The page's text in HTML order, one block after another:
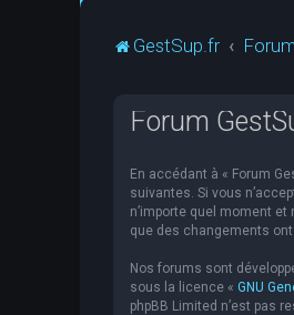
GestSup.fr Forum
Forum
En accédant à « Forum
suivantes. Si vous
n’importe quel moment
que des changements
Nos forums sont
sous la licence « GNU
phpBB Limited n’est pas